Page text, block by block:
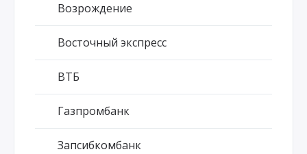
Возрождение
Восточный экспресс
ВТБ
Газпромбанк
Запсибкомбанк